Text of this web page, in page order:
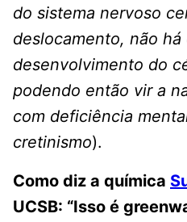
do sistema nervoso
deslocamento, não há
desenvolvimento do
podendo então vir a
com deficiência
cretinismo).
Como diz a química
UCSB: “Isso é